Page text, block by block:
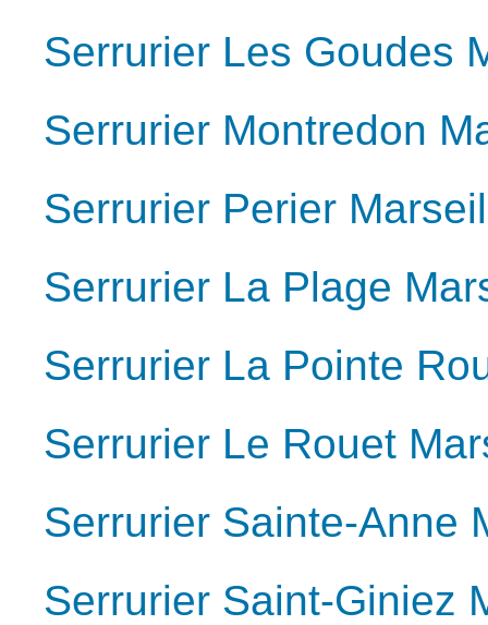
Serrurier Les Goudes
Serrurier Montredon
Serrurier Perier
Serrurier La Plage
Serrurier La Pointe
Serrurier Le Rouet
Serrurier Sainte-Anne
Serrurier Saint-Giniez